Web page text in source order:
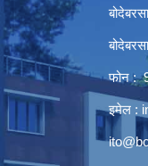
फोन :
इमेल :